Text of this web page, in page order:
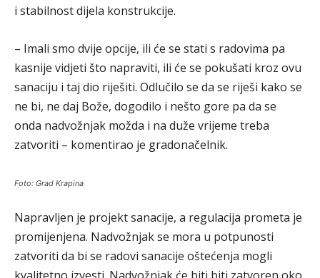
i stabilnost dijela konstrukcije.
– Imali smo dvije opcije, ili će se stati s radovima pa
kasnije vidjeti što napraviti, ili će se pokušati kroz ovu
sanaciju i taj dio riješiti. Odlučilo se da se riješi kako se
ne bi, ne daj Bože, dogodilo i nešto gore pa da se
onda nadvožnjak možda i na duže vrijeme treba
zatvoriti – komentirao je gradonačelnik.
Foto: Grad Krapina
Napravljen je projekt sanacije, a regulacija prometa je
promijenjena. Nadvožnjak se mora u potpunosti
zatvoriti da bi se radovi sanacije oštećenja mogli